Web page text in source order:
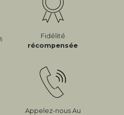
Fidélité
récompensée
Appelez-nous Au